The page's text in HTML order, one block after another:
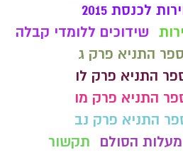
לכנסת 2015
שידוכים ללומדי קבלה
התניא פרק ג
התניא פרק לו
התניא פרק מו
התניא פרק נב
מעלות הסולם
תקשור